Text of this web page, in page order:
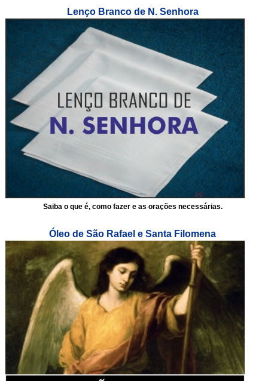
Lenço Branco de N. Senhora
Saiba o que é, como fazer e as orações necessárias.
Óleo de São Rafael e Santa Filomena